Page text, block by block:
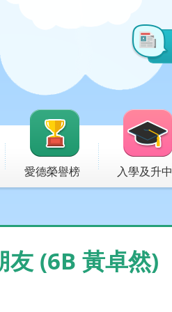
愛德榮譽榜 入學及升中
友 (6B 黃卓然)